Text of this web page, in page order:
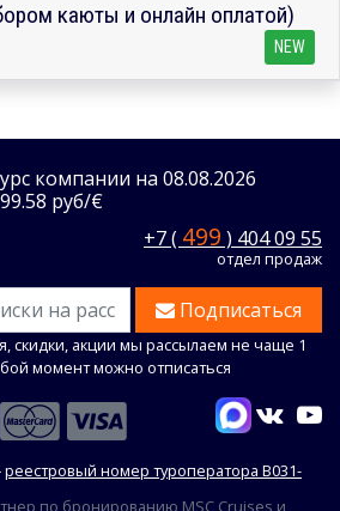
каюты и онлайн оплатой)
NEW
компании на 08.08.2026
руб/€
+7 ( 499 ) 404 09 55
отдел продаж
Подписаться
скидки, акции мы рассылаем не чаще 1
момент можно отписаться
реестровый номер туроператора В031-
по бронированию MSC Cruises и